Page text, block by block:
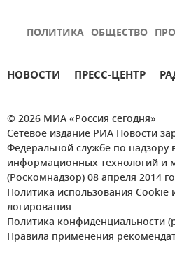
ПОЛИТИКА ОБЩЕСТВО
НОВОСТИ ПРЕСС-ЦЕНТР
© 2026 МИА «Россия сегодня»
Сетевое издание РИА Новости
Федеральной службе по надзору
информационных технологий и
(Роскомнадзор) 08 апреля 2014
Политика использования Cookie
логирования
Политика конфиденциальности
Правила применения